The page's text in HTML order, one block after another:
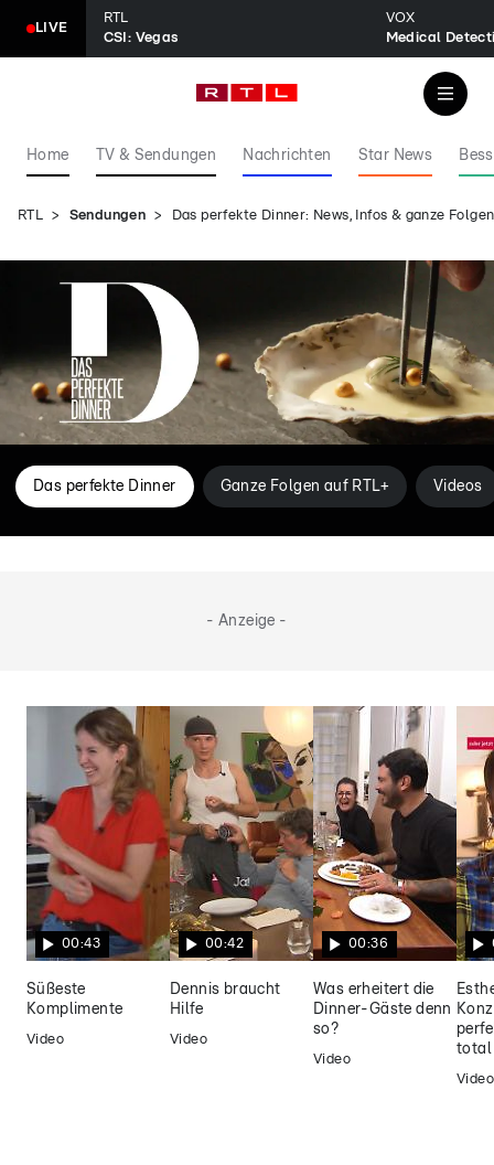
LIVE
RTL
CSI: Vegas
VOX
Home TV & Sendungen Nachrichten Star News
RTL Sendungen Das perfekte Dinner: News, Infos & ganze
Das perfekte Dinner Ganze Folgen auf RTL+ Videos
- Anzeige -
00:43
Süßeste
Komplimente
Video
00:42
Dennis braucht
Hilfe
Video
00:36
Was erheitert die
Dinner-Gäste denn
so?
Video
total
Video